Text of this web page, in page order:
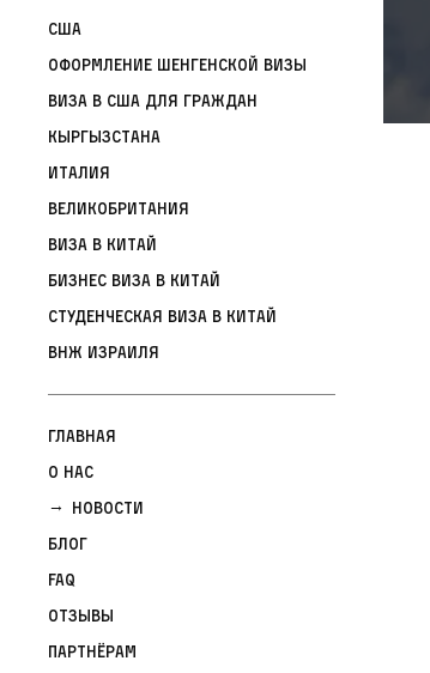
США
Оформление шенгенской визы
Виза в США для граждан
Кыргызстана
Италия
Великобритания
Виза в Китай
Бизнес виза в Китай
Студенческая виза в Китай
ВНЖ Израиля
Главная
О нас
Новости
Блог
FAQ
Отзывы
Партнёрам